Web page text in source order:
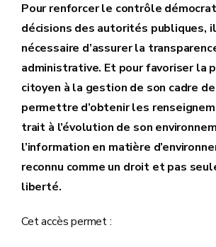
Pour renforcer le contrôle
décisions des autorités publiques,
nécessaire d’assurer la
administrative. Et pour favoriser la
citoyen à la gestion de son cadre
permettre d’obtenir les
trait à l’évolution de son
l’information en matière
reconnu comme un droit et pas
liberté.
Cet accès permet :